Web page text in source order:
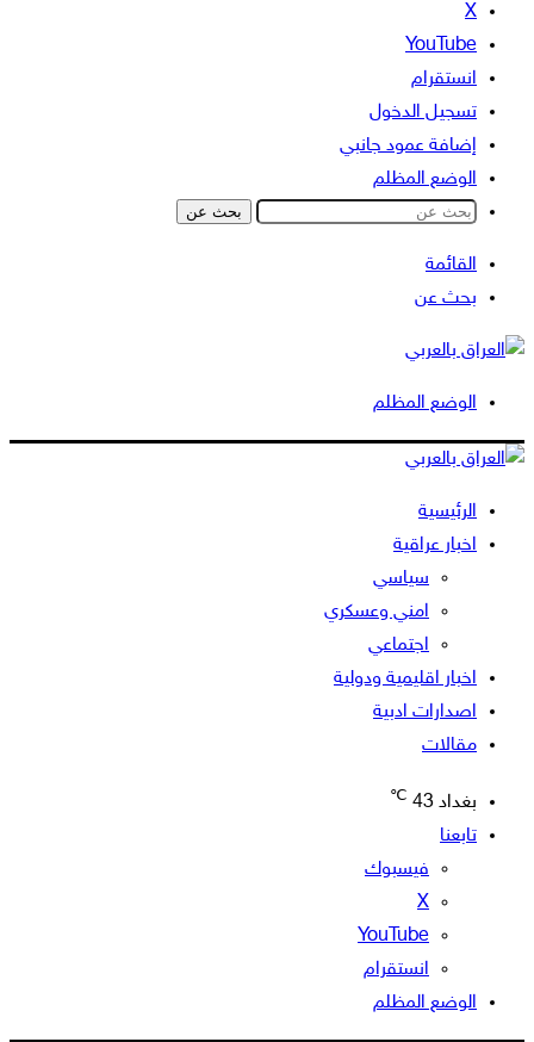
‫X
‫YouTube
انستقرام
تسجيل الدخول
إضافة عمود جانبي
الوضع المظلم
بحث عن
القائمة
بحث عن
الوضع المظلم
الرئيسية
اخبار عراقية
سياسي
امني وعسكري
اجتماعي
اخبار اقليمية ودولية
اصدارات ادبية
مقالات
بغداد 43
℃
تابعنا
فيسبوك
‫X
‫YouTube
انستقرام
الوضع المظلم